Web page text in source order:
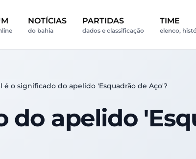
NOTÍCIAS
do bahia
PARTIDAS
dados e classificação
TIME
elenco,
é o significado do apelido 'Esquadrão de Aço'?
do apelido